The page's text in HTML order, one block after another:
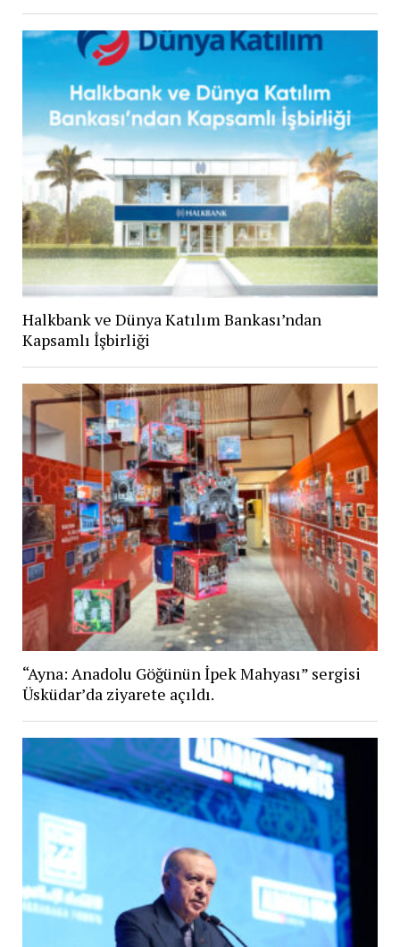
Halkbank ve Dünya Katılım Bankası’ndan
Kapsamlı İşbirliği
“Ayna: Anadolu Göğünün İpek Mahyası” sergisi
Üsküdar’da ziyarete açıldı.